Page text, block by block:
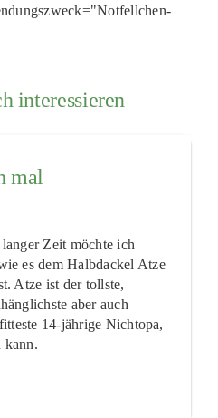
interessieren
mal
Zeit möchte ich
es dem Halbdackel Atze
Atze ist der tollste,
aber auch
14-jährige Nichtopa,
kann.